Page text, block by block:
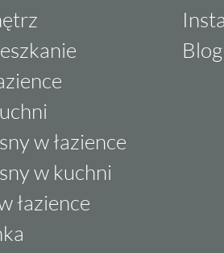
w łazience
w kuchni
łazience
Blog